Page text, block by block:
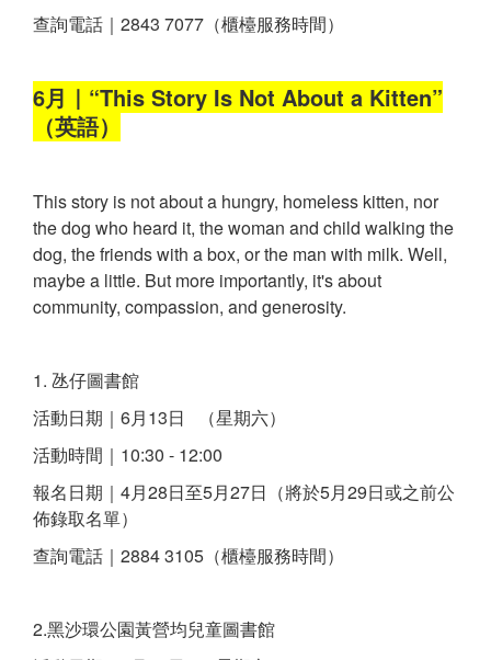
查詢電話｜2843 7077（櫃檯服務時間）
6月｜“This Story Is Not About a Kitten”
（英語）
This story is not about a hungry, homeless kitten, nor
the dog who heard it, the woman and child walking the
dog, the friends with a box, or the man with milk. Well,
maybe a little. But more importantly, it's about
community, compassion, and generosity.
1. 氹仔圖書館
活動日期｜6月13日 （星期六）
活動時間｜10:30 - 12:00
報名日期｜4月28日至5月27日（將於5月29日或之前公
佈錄取名單）
查詢電話｜2884 3105（櫃檯服務時間）
2.黑沙環公園黃營均兒童圖書館